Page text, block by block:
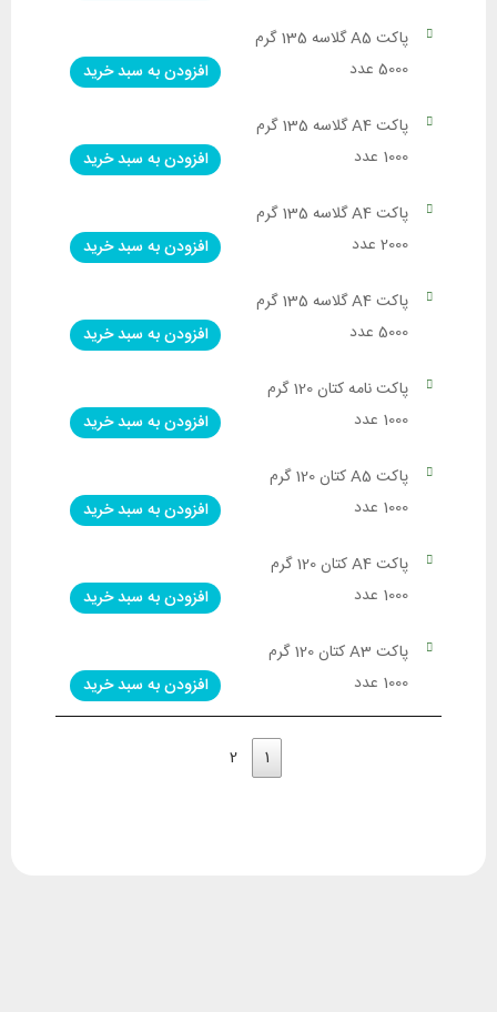
پاکت A5 گلاسه 135 گرم
5000 عدد
افزودن به سبد خرید
پاکت A4 گلاسه 135 گرم
1000 عدد
افزودن به سبد خرید
پاکت A4 گلاسه 135 گرم
2000 عدد
افزودن به سبد خرید
پاکت A4 گلاسه 135 گرم
5000 عدد
افزودن به سبد خرید
پاکت نامه کتان 120 گرم
1000 عدد
افزودن به سبد خرید
پاکت A5 کتان 120 گرم
1000 عدد
افزودن به سبد خرید
پاکت A4 کتان 120 گرم
1000 عدد
افزودن به سبد خرید
پاکت A3 کتان 120 گرم
1000 عدد
افزودن به سبد خرید
1
2